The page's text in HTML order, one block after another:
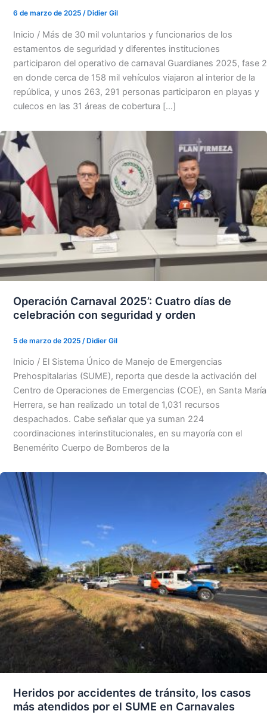
6 de marzo de 2025 / Didier Gil
Inicio / Más de 30 mil voluntarios y funcionarios de los
estamentos de seguridad y diferentes instituciones
participaron del operativo de carnaval Guardianes 2025, fase 2
en donde cerca de 158 mil vehículos viajaron al interior de la
república, y unos 263, 291 personas participaron en playas y
culecos en las 31 áreas de cobertura […]
Operación Carnaval 2025’: Cuatro días de
celebración con seguridad y orden
5 de marzo de 2025 /Didier Gil
Inicio / El Sistema Único de Manejo de Emergencias
Prehospitalarias (SUME), reporta que desde la activación del
Centro de Operaciones de Emergencias (COE), en Santa María
Herrera, se han realizado un total de 1,031 recursos
despachados. Cabe señalar que ya suman 224
coordinaciones interinstitucionales, en su mayoría con el
Benemérito Cuerpo de Bomberos de la
Heridos por accidentes de tránsito, los casos
más atendidos por el SUME en Carnavales